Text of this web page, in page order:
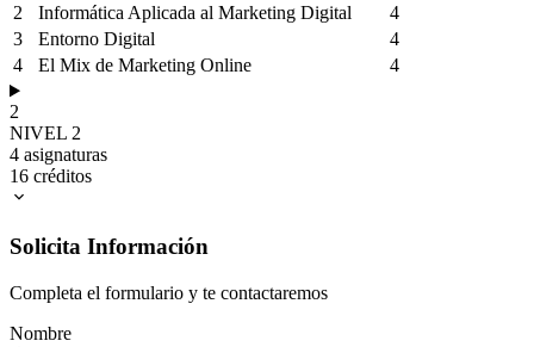
2
Informática Aplicada al Marketing Digital
4
3
Entorno Digital
4
4
El Mix de Marketing Online 4
2
NIVEL 2
4 asignaturas
16 créditos
Solicita Información
Completa el formulario y te contactaremos
Nombre